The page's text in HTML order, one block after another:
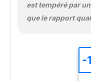
est tempéré par
que le rapport
-